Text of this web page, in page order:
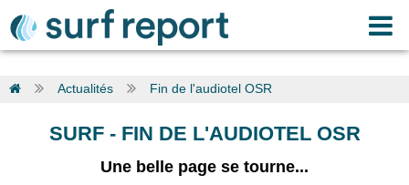
Actualités Fin de l'audiotel OSR
SURF- FIN DE L'AUDIOTEL OSR
Une belle page se tourne...